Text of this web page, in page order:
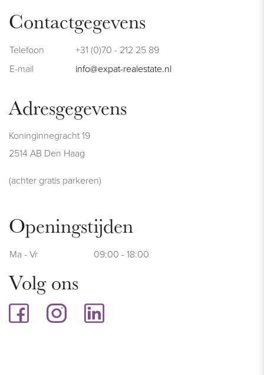
Contactgegevens
Telefoon
+31 (0)70 - 212 25 89
E-mail
info@expat-realestate.nl
Adresgegevens
Koninginnegracht 19
2514 AB Den Haag
(achter gratis parkeren)
Openingstijden
Ma - Vr 09:00 - 18:00
Volg ons